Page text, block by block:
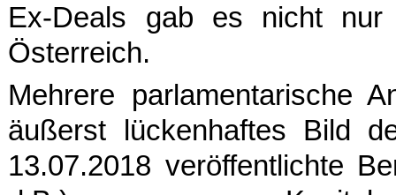
Ex-Deals gab es nicht
Österreich.
Mehrere parlamentarische
äußerst lückenhaftes Bild
13.07.2018 veröffentlichte